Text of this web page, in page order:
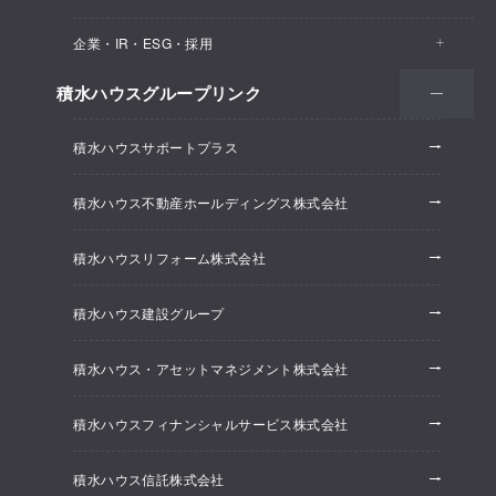
保育所・教育支援施設
オフィス・事務所
建築実例
オフィス系開発事業
ホテル系開発事業
大規模開発事業
賃貸マンション開発事業
企業・IR・ESG・採用
会社情報
株主・投資家情報
ESG経営
研究開発
採用情報
ニュースリリース
積水ハウスグループリンク
積水ハウスサポートプラス
積水ハウス不動産ホールディングス株式会社
積水ハウスリフォーム株式会社
積水ハウス建設グループ
積水ハウス・アセットマネジメント株式会社
積水ハウスフィナンシャルサービス株式会社
積水ハウス信託株式会社